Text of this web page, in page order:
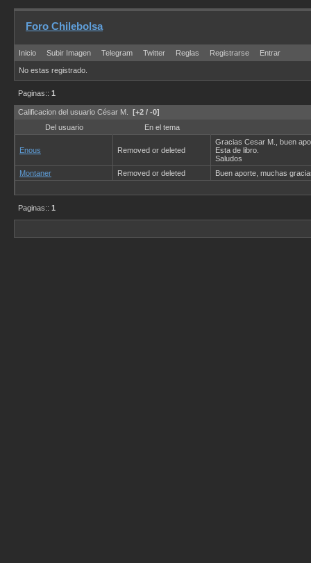
Foro Chilebolsa
Inicio Subir Imagen Telegram Twitter Reglas Registrarse Entrar
No estas registrado.
Paginas:: 1
Calificacion del usuario César M. [+2 / -0]
Del usuario
En el tema
Enous Removed or deleted
Gracias Cesar M., buen
Esta de libro.
Saludos
Montaner
Removed or deleted Buen aporte, muchas
Paginas:: 1